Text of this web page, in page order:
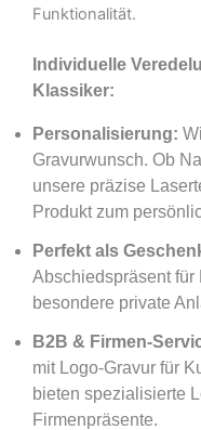
Funktionalität.
Individuelle
Klassiker:
Personalisierung:
Gravurwunsch. Ob
unsere präzise
Produkt zum
Perfekt als
Abschiedspräsent für
besondere private
B2B & Firmen-
mit Logo-Gravur für
bieten spezialisierte
Firmenpräsente.